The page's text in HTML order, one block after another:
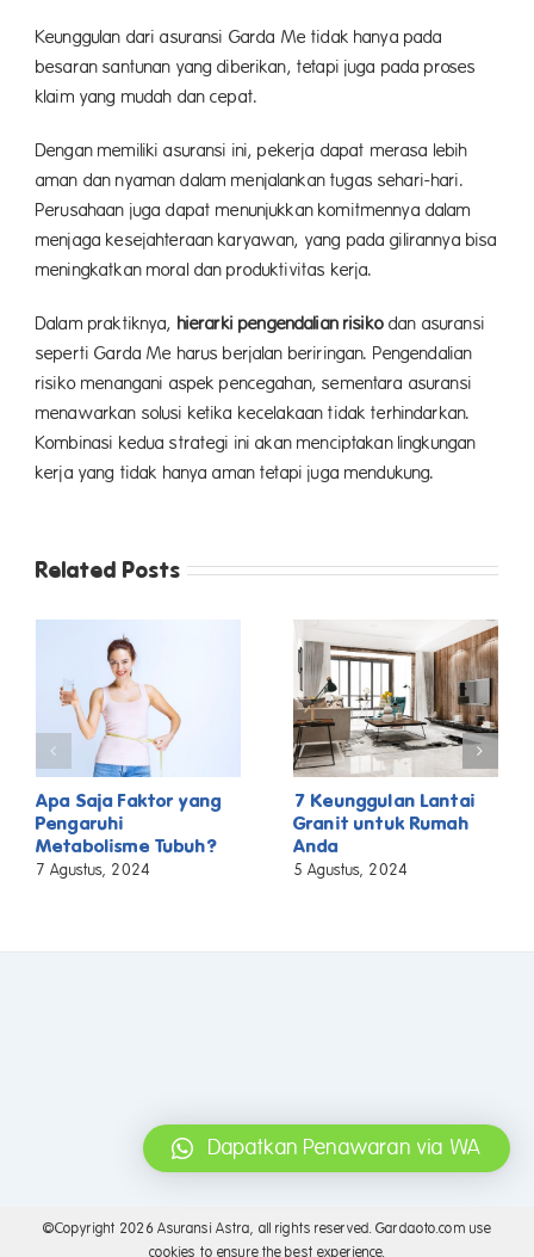
Keunggulan dari asuransi Garda Me tidak hanya pada
besaran santunan yang diberikan, tetapi juga pada proses
klaim yang mudah dan cepat.
Dengan memiliki asuransi ini, pekerja dapat merasa lebih
aman dan nyaman dalam menjalankan tugas sehari-hari.
Perusahaan juga dapat menunjukkan komitmennya dalam
menjaga kesejahteraan karyawan, yang pada gilirannya bisa
meningkatkan moral dan produktivitas kerja.
Dalam praktiknya, hierarki pengendalian risikodan asuransi
seperti Garda Me harus berjalan beriringan. Pengendalian
risiko menangani aspek pencegahan, sementara asuransi
menawarkan solusi ketika kecelakaan tidak terhindarkan.
Kombinasi kedua strategi ini akan menciptakan lingkungan
kerja yang tidak hanya aman tetapi juga mendukung.
Related Posts
Apa Saja Faktor yang
Pengaruhi
Metabolisme Tubuh?
7 Agustus, 2024
7 Keunggulan Lantai
Granit untuk Rumah
Anda
5 Agustus, 2024
©Copyright 2026 Asuransi Astra, all rights reserved. Gardaoto.com use
cookies to ensure the best experience.
Dapatkan Penawaran via WA